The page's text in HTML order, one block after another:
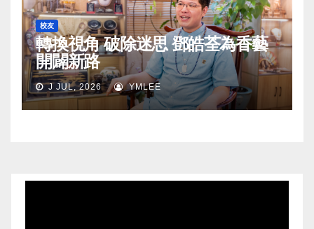
校友
轉換視角 破除迷思 鄧皓荃為香藝
開闢新路
J JUL, 2026 YMLEE